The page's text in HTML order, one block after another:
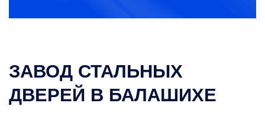
ЗАВОД СТАЛЬНЫХ
ДВЕРЕЙ В БАЛАШИХЕ